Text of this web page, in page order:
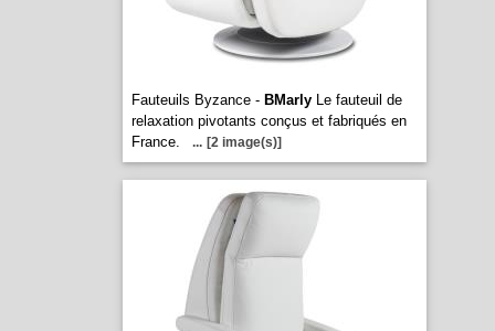
Fauteuils Byzance - BMarlyLe fauteuil de
relaxation pivotants conçus et fabriqués en
France.
... [2 image(s)]